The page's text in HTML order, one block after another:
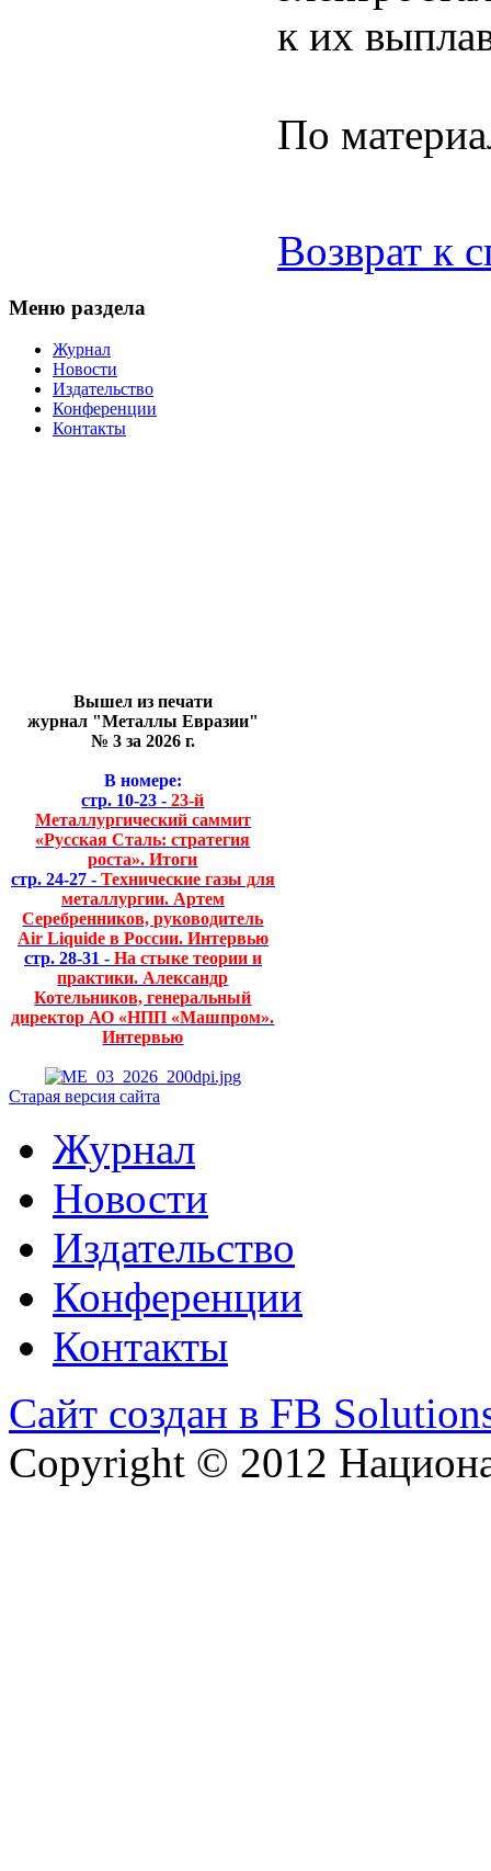
к их
По
Возврат к
Меню раздела
Журнал
Новости
Издательство
Конференции
Контакты
Вышел из печати
журнал "Металлы Евразии"
№ 3 за 2026 г.
В номере:
стр. 10-23 - 23-й
Металлургический саммит
«Русская Сталь: стратегия
роста». Итоги
стр. 24-27 - Технические газы для
металлургии. Артем
Серебренников, руководитель
Air Liquide в России. Интервью
стр. 28-31 - На стыке теории и
практики. Александр
Котельников, генеральный
директор АО «НПП «Машпром».
Интервью
Старая версия сайта
Журнал
Новости
Издательство
Конференции
Контакты
Сайт создан в FB
Copyright © 2012